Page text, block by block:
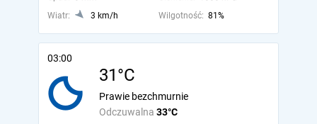
Wiatr:
3 km/h Wilgotność: 81%
03:00
31°C
Odczuwalna 33°C
Prawie bezchmurnie